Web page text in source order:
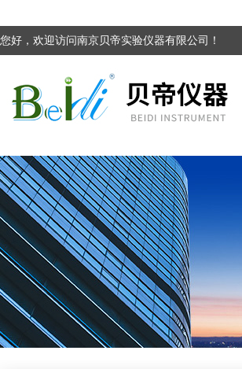
您好，欢迎访问南京贝帝实验仪器有限公司！